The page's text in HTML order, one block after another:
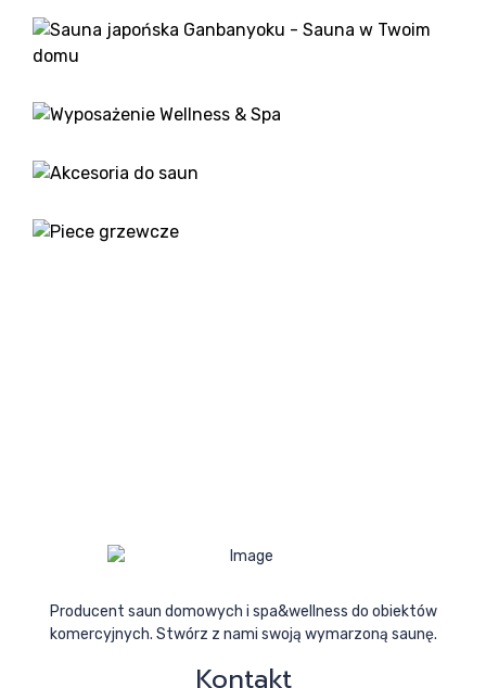
Producent saun domowych i spa&wellness do obiektów
komercyjnych. Stwórz z nami swoją wymarzoną saunę.
Kontakt